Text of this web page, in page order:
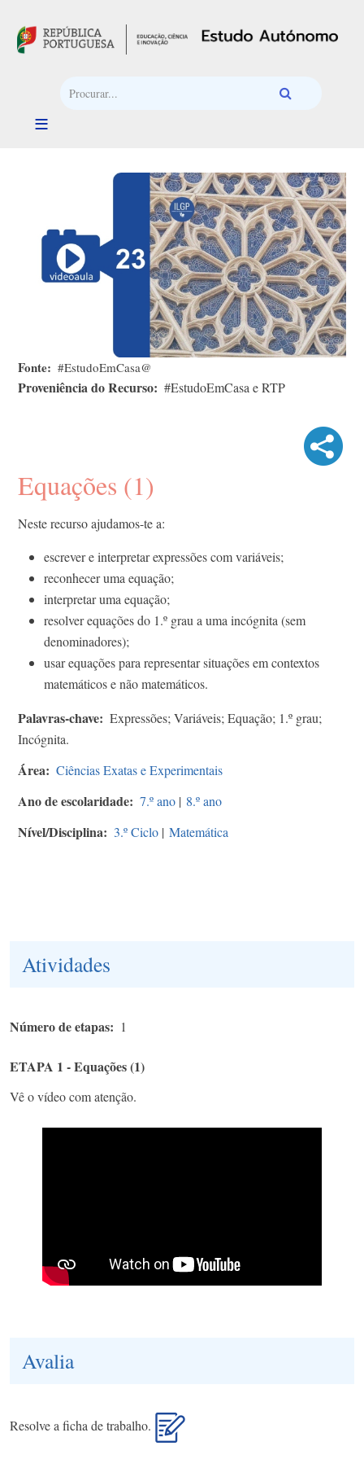
Fonte #EstudoEmCasa@
Proveniência do Recurso #EstudoEmCasa e RTP
Equações (1)
Neste recurso ajudamos-te a:
escrever e interpretar expressões com variáveis;
reconhecer uma equação;
interpretar uma equação;
resolver equações do 1.º grau a uma incógnita (sem
denominadores);
usar equações para representar situações em contextos
matemáticos e não matemáticos.
Palavras-chave
Expressões; Variáveis; Equação; 1.º grau;
Incógnita.
Área Ciências Exatas e Experimentais
Ano de escolaridade 7.º ano | 8.º ano
Nível/Disciplina 3.º Ciclo | Matemática
Atividades
Número de etapas 1
ETAPA 1 - Equações (1)
Vê o vídeo com atenção.
Avalia
Resolve a ficha de trabalho.